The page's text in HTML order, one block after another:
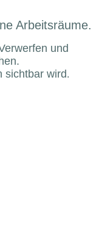
Arbeitsräume.
und
sichtbar wird.